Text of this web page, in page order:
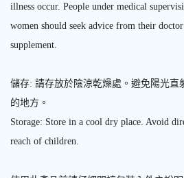
illness occur. People under medical
women should seek advice from their
supplement.
儲存: 請存放於陰涼乾燥處。避免陽光直
的地方。
Storage: Store in a cool dry place. Avoid
reach of children.